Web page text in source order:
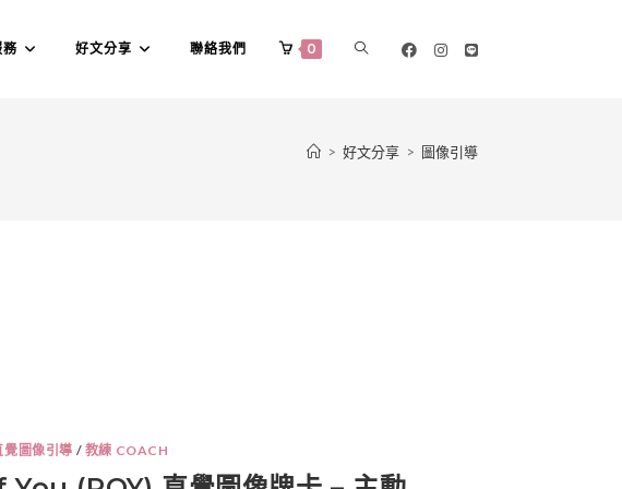
務 好文分享 聯絡我們 0
> 好文分享 > 圖像引導
圖像引導 / 教練 COACH